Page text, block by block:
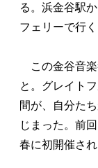
る。浜金谷駅
フェリーで行
この金谷音楽
と。グレイト
間が、自分た
じまった。前
春に初開催され